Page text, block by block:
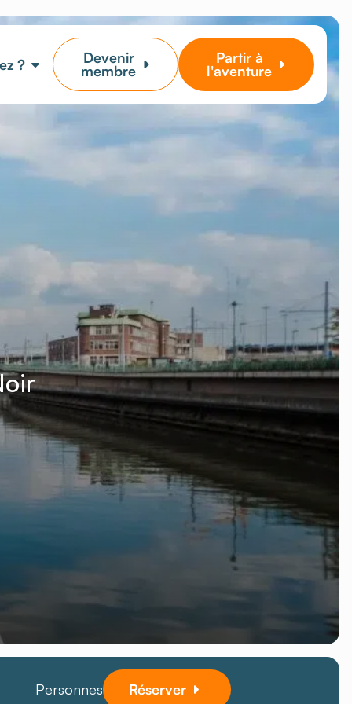
? Devenir
membre
Partir à
l'aventure
Personnes Réserver